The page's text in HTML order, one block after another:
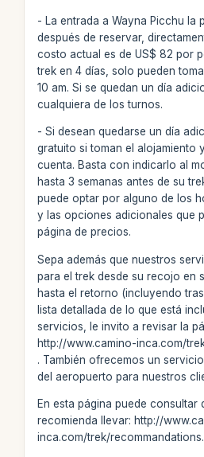
- La entrada a Wayna Picchu la
después de reservar,
costo actual es de US$ 82 por
trek en 4 días, solo pueden
10 am. Si se quedan un día
cualquiera de los turnos.
- Si desean quedarse un día
gratuito si toman el alojamiento
cuenta. Basta con indicarlo al
hasta 3 semanas antes de su
puede optar por alguno de los
y las opciones adicionales que
página de precios.
Sepa además que nuestros
para el trek desde su recojo en
hasta el retorno (incluyendo
lista detallada de lo que está
servicios, le invito a revisar la
http://www.camino-inca.com/
. También ofrecemos un
del aeropuerto para nuestros
En esta página puede consultar
recomienda llevar: http://
inca.com/trek/